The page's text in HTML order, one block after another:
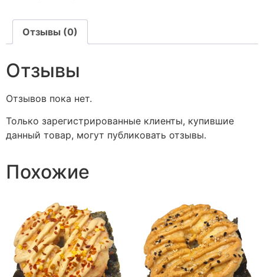
Отзывы (0)
Отзывы
Отзывов пока нет.
Только зарегистрированные клиенты, купившие
данный товар, могут публиковать отзывы.
Похожие